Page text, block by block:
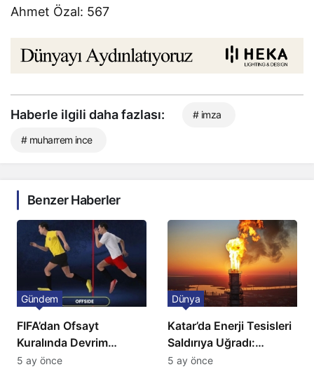
Ahmet Özal: 567
Haberle ilgili daha fazlası: # imza
# muharrem ince
Benzer Haberler
FIFA’dan Ofsayt
Kuralında Devrim
Niteliğinde Onay
Gündem
5 ay önce
Katar’da Enerji Tesisleri
Saldırıya Uğradı:
Avrupa’da Doğalgaz
Dünya
5 ay önce